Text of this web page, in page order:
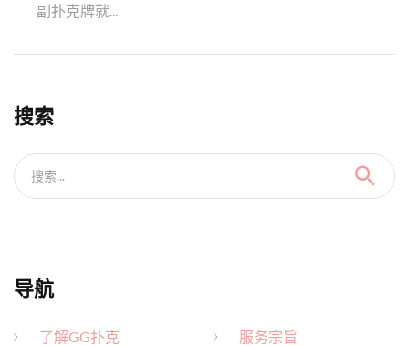
副扑克牌就...
搜索
搜索...
导航
了解GG扑克
服务宗旨